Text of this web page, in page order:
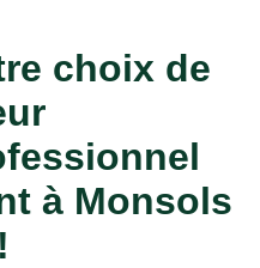
choix de
à Monsols